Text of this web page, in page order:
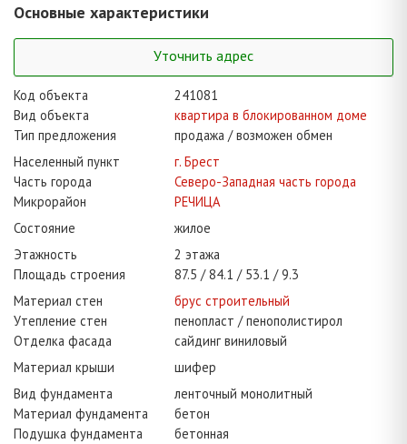
Основные характеристики
Уточнить адрес
Код объекта
241081
Вид объекта
квартира в блокированном доме
Тип предложения
продажа / возможен обмен
Населенный пункт
г. Брест
Часть города
Северо-Западная часть города
Микрорайон
РЕЧИЦА
Состояние
жилое
Этажность
2 этажа
Площадь строения
87.5 84.1 53.1
9.3
Материал стен
брус строительный
Утепление стен
пенопласт / пенополистирол
Отделка фасада
сайдинг виниловый
Материал крыши
шифер
Вид фундамента
ленточный монолитный
Материал фундамента
бетон
Подушка фундамента
бетонная